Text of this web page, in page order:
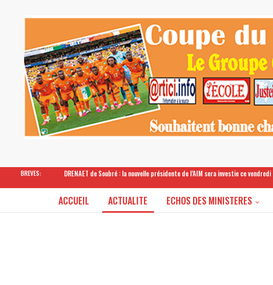
BREVES: DRENAET de Soubré : la nouvelle présidente de l’AIM sera investie ce
ACCUEIL ACTUALITE ECHOS DES MINISTERES